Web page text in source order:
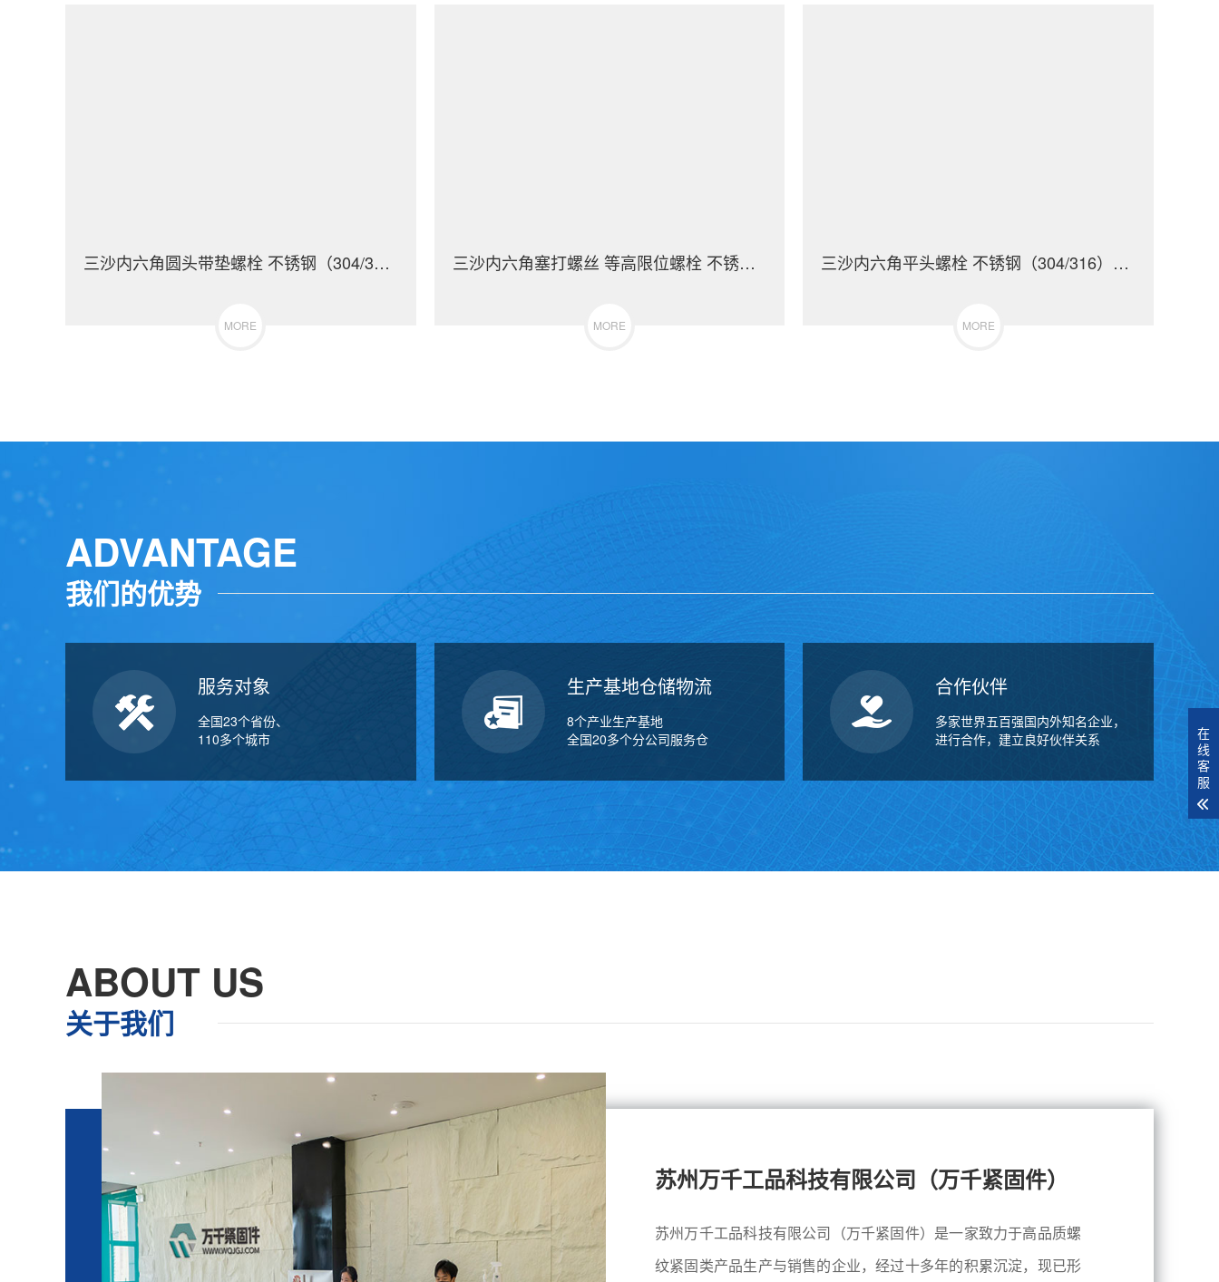
三沙内六角圆头带垫螺栓 不锈钢（304/316）碳钢 合金钢
MORE
三沙内六角塞打螺丝 等高限位螺栓 不锈钢（304/316）碳钢 合金钢
MORE
三沙内六角平头螺栓 不锈钢（304/316）碳钢 合金钢
MORE
ADVANTAGE
我们的优势
服务对象
全国23个省份、
110多个城市
生产基地仓储物流
8个产业生产基地
全国20多个分公司服务仓
合作伙伴
多家世界五百强国内外知名企业，
进行合作，建立良好伙伴关系
ABOUT US
关于我们
苏州万千工品科技有限公司（万千紧固件）
苏州万千工品科技有限公司（万千紧固件）是一家致力于高品质螺
纹紧固类产品生产与销售的企业，经过十多年的积累沉淀，现已形
在
线
客
服
千
品